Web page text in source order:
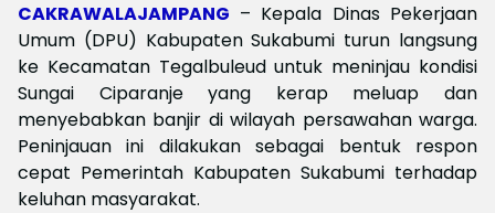
CAKRAWALAJAMPANG – Kepala Dinas Pekerjaan
Umum (DPU) Kabupaten Sukabumi turun langsung
ke Kecamatan Tegalbuleud untuk meninjau kondisi
Sungai Ciparanje yang kerap meluap dan
menyebabkan banjir di wilayah persawahan warga.
Peninjauan ini dilakukan sebagai bentuk respon
cepat Pemerintah Kabupaten Sukabumi terhadap
keluhan masyarakat.